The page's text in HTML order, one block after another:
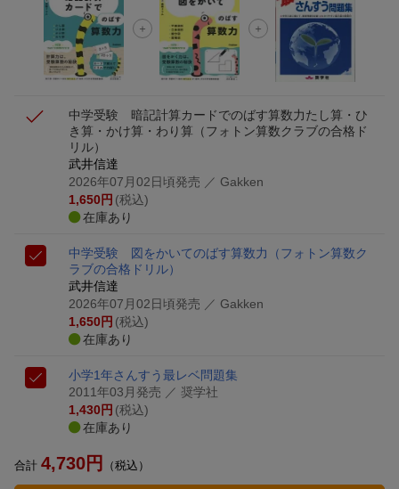
ラン）が当たる！
楽天モバイル紹介キャンペーンの拡散で300円OFFクーポン
進呈
中学受験 暗記計算カードでのばす算数力たし算・ひ
き算・かけ算・わり算 （フォトン算数クラブの合格ド
リル）
武井信達
2026年07月02日頃発売 ／ Gakken
1,650円 (税込)
在庫あり
中学受験 図をかいてのばす算数力
（フォトン算数ク
ラブの合格ドリル）
武井信達
2026年07月02日頃発売 ／ Gakken
1,650円 (税込)
在庫あり
小学1年さんすう最レベ問題集
2011年03月発売 ／ 奨学社
1,430円 (税込)
在庫あり
合計 4,730円 （税込）